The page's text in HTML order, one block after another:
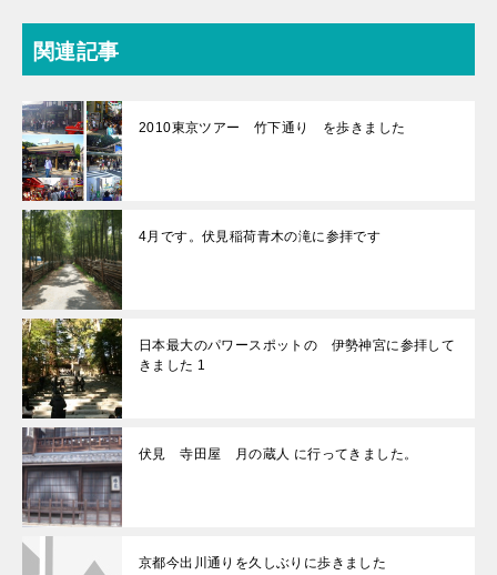
関連記事
2010東京ツアー 竹下通り を歩きました
4月です。伏見稲荷青木の滝に参拝です
日本最大のパワースポットの 伊勢神宮に参拝して
きました 1
伏見 寺田屋 月の蔵人 に行ってきました。
京都今出川通りを久しぶりに歩きました